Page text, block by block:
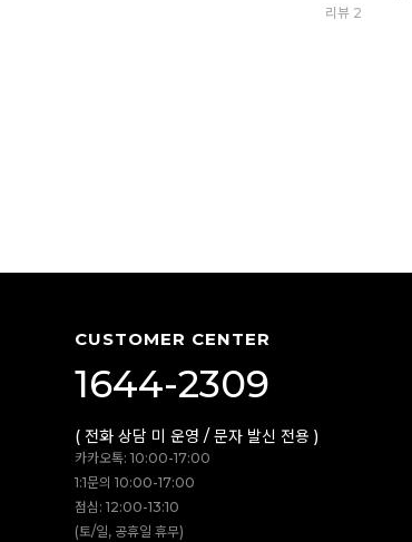
리뷰 2
CUSTOMER CENTER
1644-2309
( 전화 상담 미 운영 / 문자 발신 전용 )
카카오톡: 10:00-17:00
1:1문의 10:00-17:00
점심: 12:00-13:10
(토/일, 공휴일 휴무)